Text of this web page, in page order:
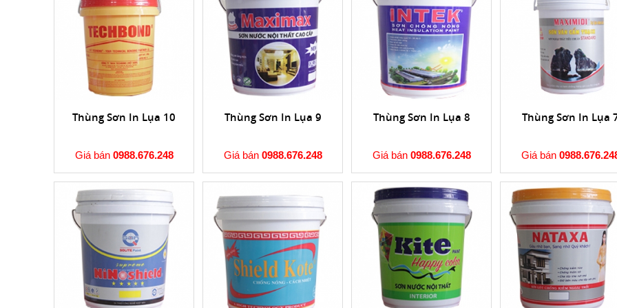
Thùng Sơn In Lụa 10
Giá bán 0988.676.248
Thùng Sơn In Lụa 9
Giá bán 0988.676.248
Thùng Sơn In Lụa 8
Giá bán 0988.676.248
Thùng Sơn In Lụa
Giá bán